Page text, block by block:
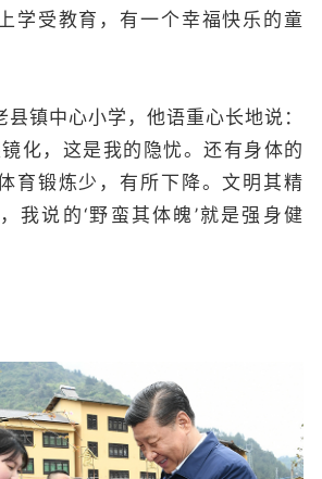
学受教育，有一个幸福快乐的童
镇中心小学，他语重心长地说：
化，这是我的隐忧。还有身体的
育锻炼少，有所下降。文明其精
我说的‘野蛮其体魄’就是强身健